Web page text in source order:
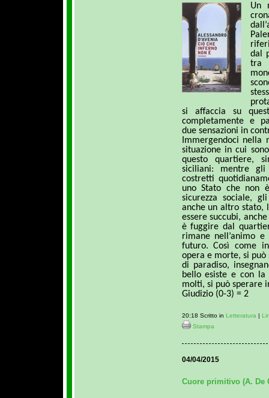
Un
dal
tra
si affaccia su
completamente e
due sensazioni in
Immergendoci
situazione in cui
questo quartiere,
siciliani: mentre
costretti
uno Stato che non
sicurezza sociale,
anche un altro stato,
essere succubi,
è fuggire dal
rimane nell’animo
futuro. Così come
opera e morte, si
di paradiso,
bello esiste e con
molti, si può sperare
Giudizio (0-3) = 2
20:18 Scritto in Letteratura |
Stampa
04/04/2015
Cuore primitivo (A. De